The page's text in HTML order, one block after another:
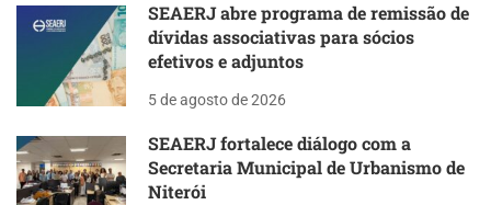
SEAERJ abre programa de remissão de
dívidas associativas para sócios
efetivos e adjuntos
5 de agosto de 2026
SEAERJ fortalece diálogo com a
Secretaria Municipal de Urbanismo de
Niterói